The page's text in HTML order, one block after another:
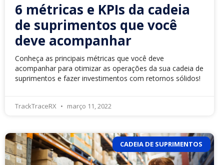
6 métricas e KPIs da cadeia
de suprimentos que você
deve acompanhar
Conheça as principais métricas que você deve
acompanhar para otimizar as operações da sua cadeia de
suprimentos e fazer investimentos com retornos sólidos!
TrackTraceRX março 11, 2022
CADEIA DE SUPRIMENTOS